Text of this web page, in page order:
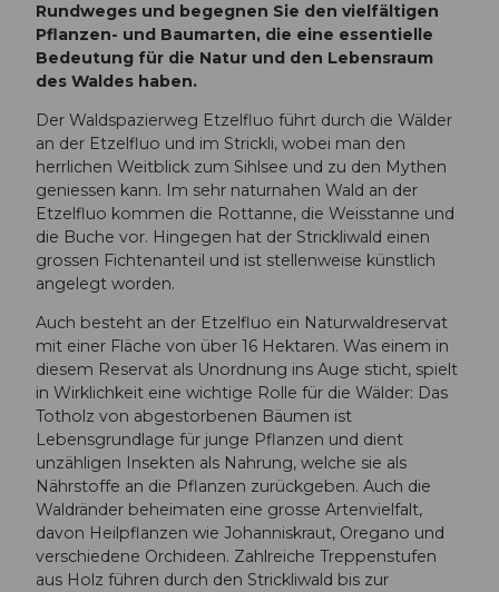
Rundweges und begegnen Sie den vielfältigen
Pflanzen- und Baumarten, die eine essentielle
Bedeutung für die Natur und den Lebensraum
des Waldes haben.
Der Waldspazierweg Etzelfluo führt durch die Wälder
an der Etzelfluo und im Strickli, wobei man den
herrlichen Weitblick zum Sihlsee und zu den Mythen
geniessen kann. Im sehr naturnahen Wald an der
Etzelfluo kommen die Rottanne, die Weisstanne und
die Buche vor. Hingegen hat der Strickliwald einen
grossen Fichtenanteil und ist stellenweise künstlich
angelegt worden.
Auch besteht an der Etzelfluo ein Naturwaldreservat
mit einer Fläche von über 16 Hektaren. Was einem in
diesem Reservat als Unordnung ins Auge sticht, spielt
in Wirklichkeit eine wichtige Rolle für die Wälder: Das
Totholz von abgestorbenen Bäumen ist
Lebensgrundlage für junge Pflanzen und dient
unzähligen Insekten als Nahrung, welche sie als
Nährstoffe an die Pflanzen zurückgeben. Auch die
Waldränder beheimaten eine grosse Artenvielfalt,
davon Heilpflanzen wie Johanniskraut, Oregano und
verschiedene Orchideen. Zahlreiche Treppenstufen
aus Holz führen durch den Strickliwald bis zur